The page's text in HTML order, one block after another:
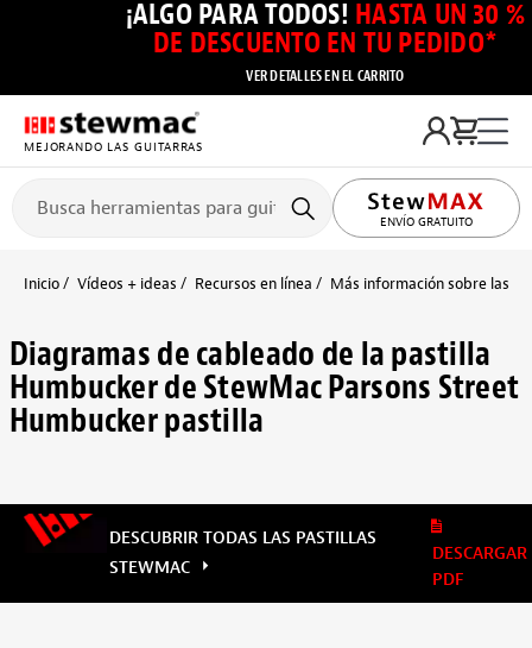
¡ALGO PARA TODOS! HASTA UN 30 %
DE DESCUENTO EN TU PEDIDO*
VER DETALLES EN EL CARRITO
MEJORANDO LAS GUITARRAS
ENVÍO GRATUITO
Inicio Vídeos + ideas Recursos en línea Más información sobre las
Diagramas de cableado de la pastilla
Humbucker de StewMac Parsons Street
Humbucker pastilla
DESCUBRIR TODAS LAS PASTILLAS
STEWMAC
DESCARGAR
PDF